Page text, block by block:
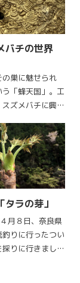
バチの世界
巣に魅せられ
「蜂天国」。工
ズメバチに興味
のコレクション
活動の帰り道、
長野県東御市。
工務店の事務所
ラの芽」
月８日、奈良県
りに行ったつい
りに行きまし